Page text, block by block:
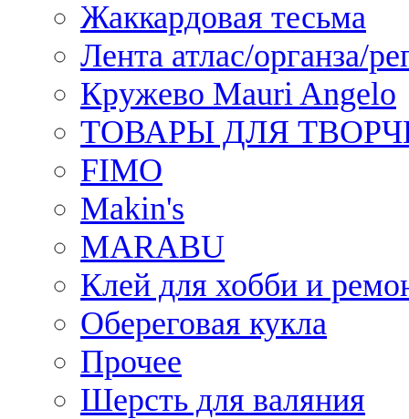
Жаккардовая тесьма
Лента атлас/органза/
Кружево Mauri Angelo
ТОВАРЫ ДЛЯ
FIMO
Makin's
MARABU
Клей для хобби и
Обереговая кукла
Прочее
Шерсть для валяния